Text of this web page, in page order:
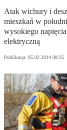
Atak wichury i
mieszkań w
wysokiego
elektryczną
Publikacja: 05.02.2014 08:25